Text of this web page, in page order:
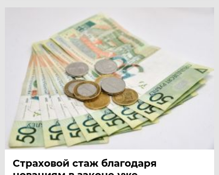
Страховой стаж благодаря